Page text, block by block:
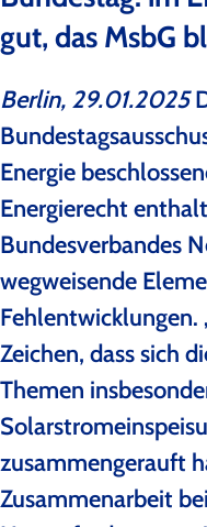
gut, das MsbG
Berlin, 29.01.2025
Energie
Energierecht
Bundesverbandes
wegweisende
Fehlentwicklungen.
Zeichen, dass sich
Themen
zusammengerauft
Zusammenarbeit